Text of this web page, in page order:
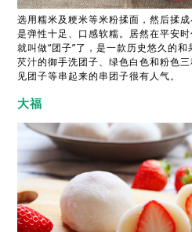
选用糯米及粳米等米粉揉面，然后揉
是弹性十足、口感软糯。居然在平安
就叫做“团子”了，是一款历史悠久的
芡汁的御手洗团子、绿色白色和粉色
见团子等串起来的串团子很有人气。
大福